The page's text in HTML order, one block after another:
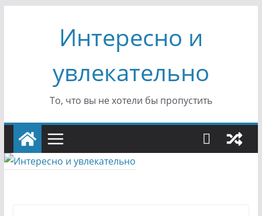
содержимомуИнтересно и
увлекательно
То, что вы не хотели бы пропустить